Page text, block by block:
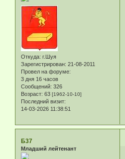
Откуда: г.Шуя
Зарегистрирован: 21-08-2011
Провел на форуме:
3 дня 16 часов
Сообщений: 326
Возраст: 63 [1962-10-10]
Последний визит:
14-03-2026 11:38:51
Б37
Младший лейтенант